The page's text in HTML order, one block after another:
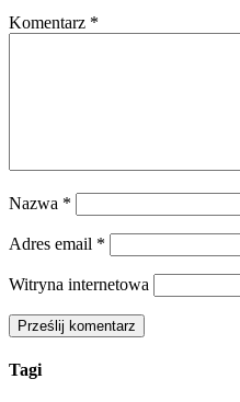
Komentarz *
Nazwa *
Adres email *
Witryna internetowa
Tagi